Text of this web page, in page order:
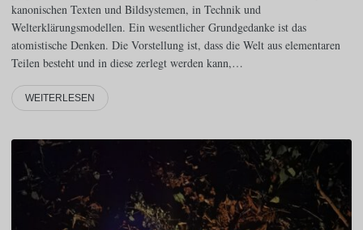
kanonischen Texten und Bildsystemen, in Technik und
Welterklärungsmodellen. Ein wesentlicher Grundgedanke ist das
atomistische Denken. Die Vorstellung ist, dass die Welt aus elementaren
Teilen besteht und in diese zerlegt werden kann,…
WEITERLESEN